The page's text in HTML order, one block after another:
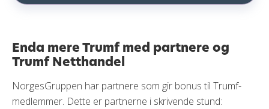
Enda mere Trumf med partnere og
Trumf Netthandel
NorgesGruppen har partnere som gir bonus til Trumf-
medlemmer. Dette er partnerne i skrivende stund: